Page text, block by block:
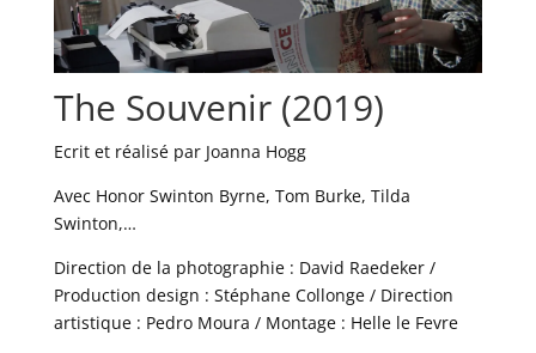
The Souvenir (2019)
Ecrit et réalisé par Joanna Hogg
Avec Honor Swinton Byrne, Tom Burke, Tilda
Swinton,…
Direction de la photographie : David Raedeker /
Production design : Stéphane Collonge / Direction
artistique : Pedro Moura / Montage : Helle le Fevre